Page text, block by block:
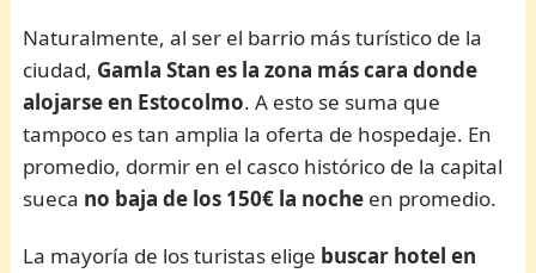
Naturalmente, al ser el barrio más turístico de la
ciudad, Gamla Stan es la zona más cara donde
alojarse en Estocolmo. A esto se suma que
tampoco es tan amplia la oferta de hospedaje. En
promedio, dormir en el casco histórico de la capital
sueca no baja de los 150€ la noche en promedio.
La mayoría de los turistas elige buscar hotel en